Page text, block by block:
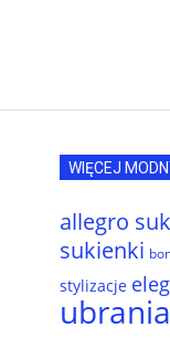
WIĘCEJ
allegro
sukienki
stylizacje
ubrania